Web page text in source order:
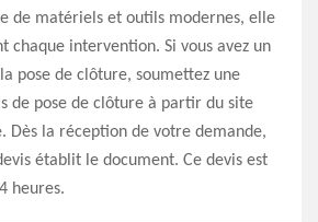
de matériels et outils modernes, elle
chaque intervention. Si vous avez un
pose de clôture, soumettez une
de pose de clôture à partir du site
Dès la réception de votre demande,
établit le document. Ce devis est
heures.